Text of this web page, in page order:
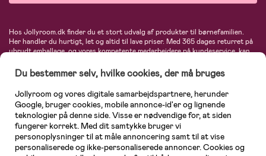
Hos Jollyroom.dk finder du et stort udvalg af produkter til børnefamilien.
Her handler du hurtigt, let og altid til lave priser. Med 365 dages returret på
ubrudt emballage, og vores kompetente medarbejdere på kundeservice, kan
barnevogne, autostole, børne- og babytøj, produkter til gravide og ammende
mødre, indretning og inspiration, legetøj, babyudstyr og meget mere. Vi
tilbyder produkter fra velkendte varemærker som Britax, Maxi-Cosi, Baby
Jogger, BabyBjörn, Didriksons, KidKraft, Ergobaby, Phillips Avent, Neonate,
Cybex, LEGO og mange flere. Kort sagt - et kæmpe sortiment venter på dig!
Du bestemmer selv, hvilke cookies, der må bruges
Jollyroom og vores digitale samarbejdspartnere, herunder
Google, bruger cookies, mobile annonce-id'er og lignende
teknologier på denne side. Visse er nødvendige for, at siden
fungerer korrekt. Med dit samtykke bruger vi
personoplysninger til at måle annoncering samt til at vise
personaliserede og ikke-personaliserede annoncer. Cookies og